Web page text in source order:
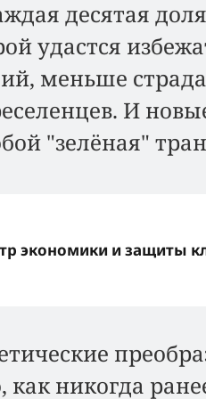
десятая
удастся
меньше
И
"зелёная"
экономики и защиты
как никогда